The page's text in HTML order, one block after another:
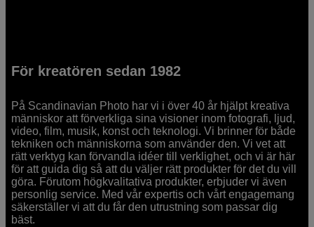
För kreatören sedan 1982
På Scandinavian Photo har vi i över 40 år hjälpt kreativa
människor att förverkliga sina visioner inom fotografi, ljud,
video, film, musik, konst och teknologi. Vi brinner för både
tekniken och människorna som använder den. Vi vet att
rätt verktyg kan förvandla idéer till verklighet, och vi är här
för att guida dig så att du väljer rätt produkter för det du vill
göra. Förutom högkvalitativa produkter, erbjuder vi även
personlig service. Med vår expertis och vårt engagemang
säkerställer vi att du får den utrustning som passar dig
bäst.